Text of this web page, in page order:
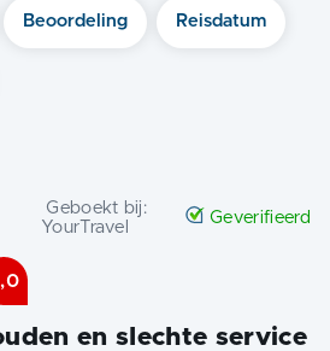
Beoordeling Reisdatum
Geboekt bij:
YourTravel
Geverifieerd
en slechte service